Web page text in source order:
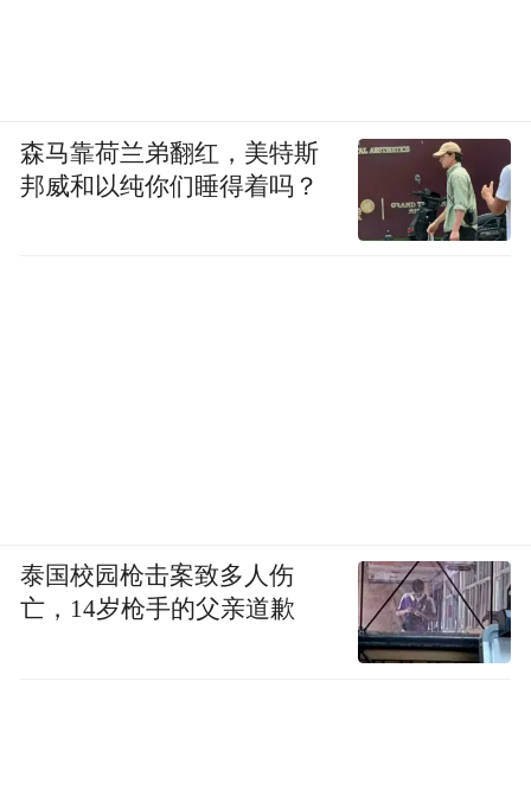
森马靠荷兰弟翻红，美特斯
邦威和以纯你们睡得着吗？
泰国校园枪击案致多人伤
亡，14岁枪手的父亲道歉